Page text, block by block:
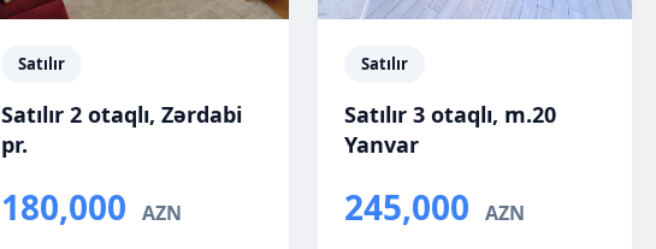
Satılır
Satılır 2 otaqlı, Zərdabi
pr.
180,000 AZN
Satılır
Satılır 3 otaqlı, m.20
Yanvar
245,000 AZN